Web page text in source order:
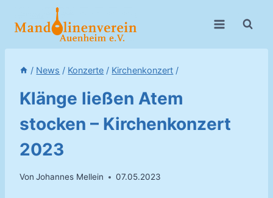
Inhalt
/ News / Konzerte / Kirchenkonzert /
Klänge ließen Atem
stocken – Kirchenkonzert
2023
Von Johannes Mellein 07.05.2023